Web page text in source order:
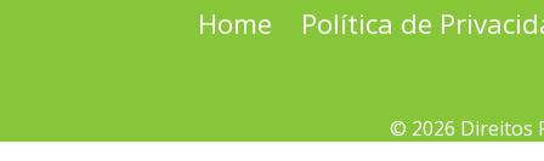
Home Política de
© 2026 Direitos